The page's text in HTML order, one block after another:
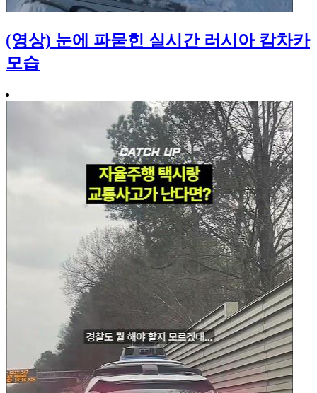
(영상) 눈에 파묻힌 실시간 러시아 캄차카
모습